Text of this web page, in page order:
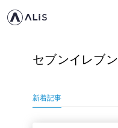
セブンイレブン
新着記事